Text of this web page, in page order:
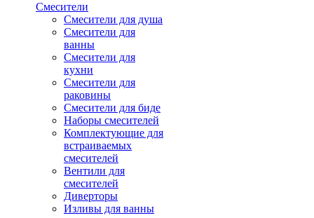
Смесители
Смесители для душа
Смесители для
ванны
Смесители для
кухни
Смесители для
раковины
Смесители для биде
Наборы смесителей
Комплектующие для
встраиваемых
смесителей
Вентили для
смесителей
Диверторы
Изливы для ванны